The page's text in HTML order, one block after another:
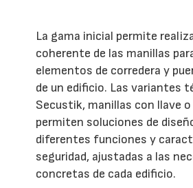
La gama inicial permite
coherente de las manillas
elementos de corredera y
de un edificio. Las variantes
Secustik, manillas con llave
permiten soluciones de
diferentes funciones y
seguridad, ajustadas a las
concretas de cada edificio.